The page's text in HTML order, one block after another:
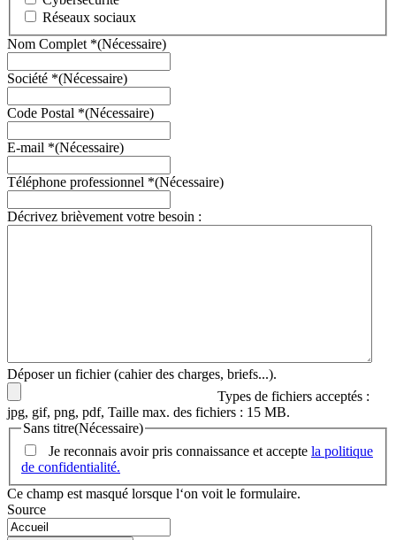
Réseaux sociaux
Nom Complet *(Nécessaire)
Société *(Nécessaire)
Code Postal *(Nécessaire)
E-mail *(Nécessaire)
Téléphone professionnel *(Nécessaire)
Décrivez brièvement votre besoin :
Déposer un fichier (cahier des charges, briefs...).
Types de fichiers acceptés :
jpg, gif, png, pdf, Taille max. des fichiers : 15 MB.
Sans titre(Nécessaire)
Je reconnais avoir pris connaissance et accepte la politique
de confidentialité.
Ce champ est masqué lorsque l‘on voit le formulaire.
Source